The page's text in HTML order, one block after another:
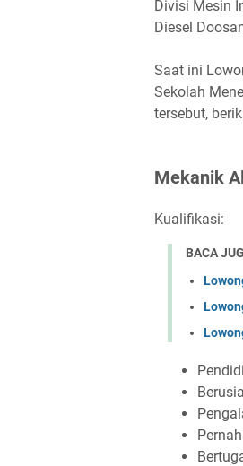
Divisi Mesin
Diesel
Saat ini
Sekolah
tersebut,
Mеkаnіk
Kualifikasi:
BACA